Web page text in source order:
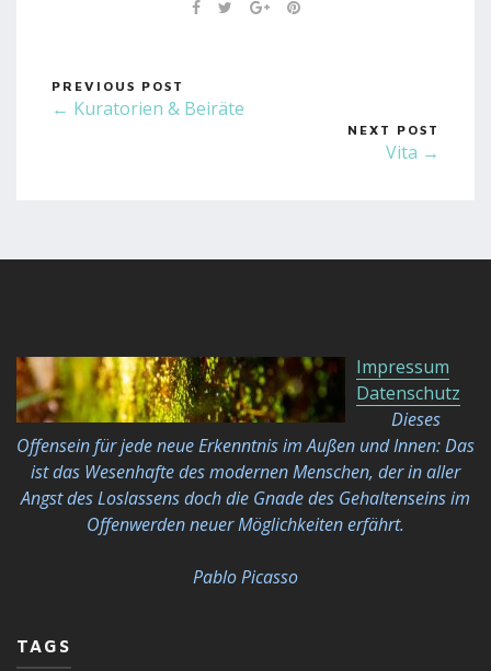
PREVIOUS POST
← Kuratorien & Beiräte
NEXT POST
Vita →
Impressum
Datenschutz
Dieses
Offensein für jede neue Erkenntnis im Außen und Innen: Das
ist das Wesenhafte des modernen Menschen, der in aller
Angst des Loslassens doch die Gnade des Gehaltenseins im
Offenwerden neuer Möglichkeitenerfährt.
Pablo Picasso
TAGS